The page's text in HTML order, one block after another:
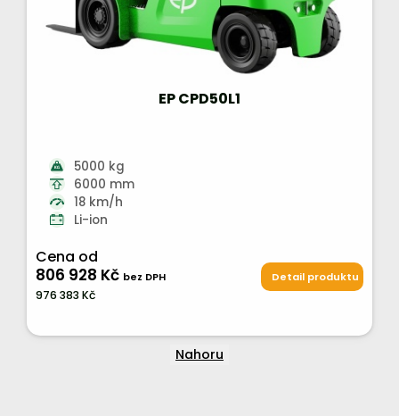
EP CPD50L1
5000 kg
6000 mm
18 km/h
Li-ion
Cena od
806 928 Kč bez DPH
976 383 Kč
Detail produktu
Nahoru